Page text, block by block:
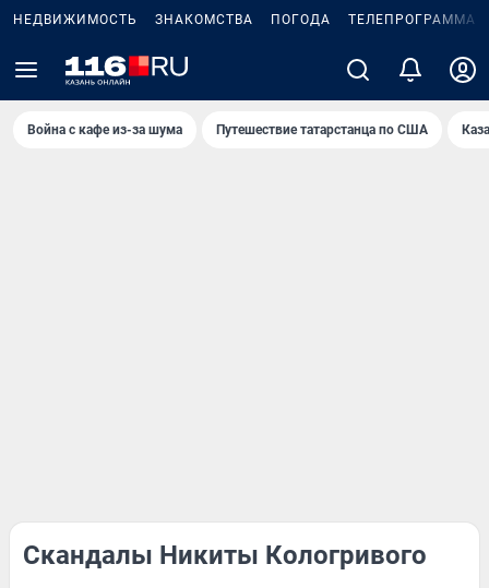
НЕДВИЖИМОСТЬ ЗНАКОМСТВА ПОГОДА ТЕЛЕПРОГРАММА
Война с кафе из-за шума Путешествие татарстанца по США
Скандалы Никиты Кологривого